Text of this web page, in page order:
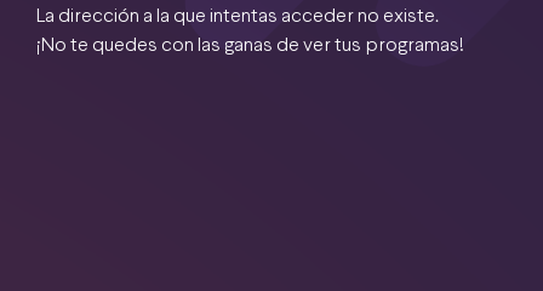
La dirección a la que intentas acceder no existe.
¡No te quedes con las ganas de ver tus programas!